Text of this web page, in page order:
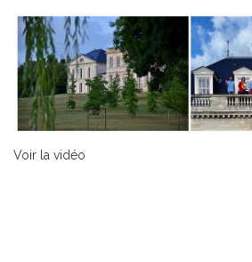
Voir la vidéo